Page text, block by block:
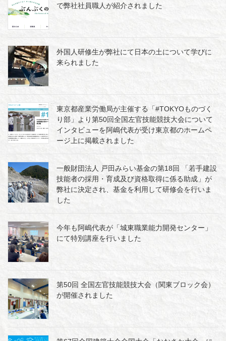
で弊社社員職人が紹介されました
外国人研修生が弊社にて日本の土について学びに
来られました
東京都産業労働局が主催する「#TOKYOものづく
り部」より第50回全国左官技能競技大会について
インタビューを阿嶋代表が受け東京都のホームペ
ージ上に掲載されました
一般財団法人 戸田みらい基金の第18回 「若手建設
技能者の採用・育成及び資格取得に係る助成」が
弊社に決定され、基金を利用して研修会を行いま
した
今年も阿嶋代表が「城東職業能力開発センター」
にて特別講座を行いました
第50回 全国左官技能競技大会（関東ブロック会）
が開催されました